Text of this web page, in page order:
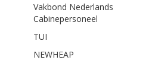
Vakbond Nederlands
Cabinepersoneel
TUI
NEWHEAP